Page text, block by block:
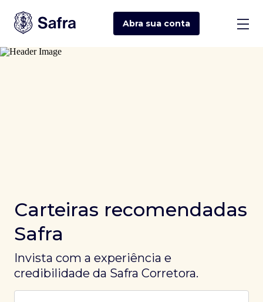
Abra sua conta
Carteiras recomendadas
Safra
Invista com a experiência e
credibilidade da Safra Corretora.